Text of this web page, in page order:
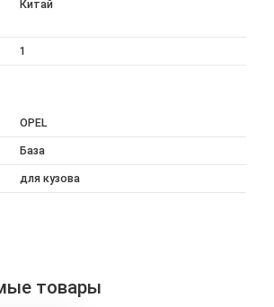
Китай
1
OPEL
База
для кузова
товары